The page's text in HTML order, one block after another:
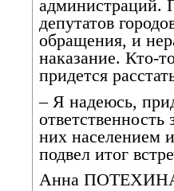
администраций.
депутатов
обращения, и
наказание. Кто-
придется
– Я надеюсь,
них населением
подвел итог
Анна